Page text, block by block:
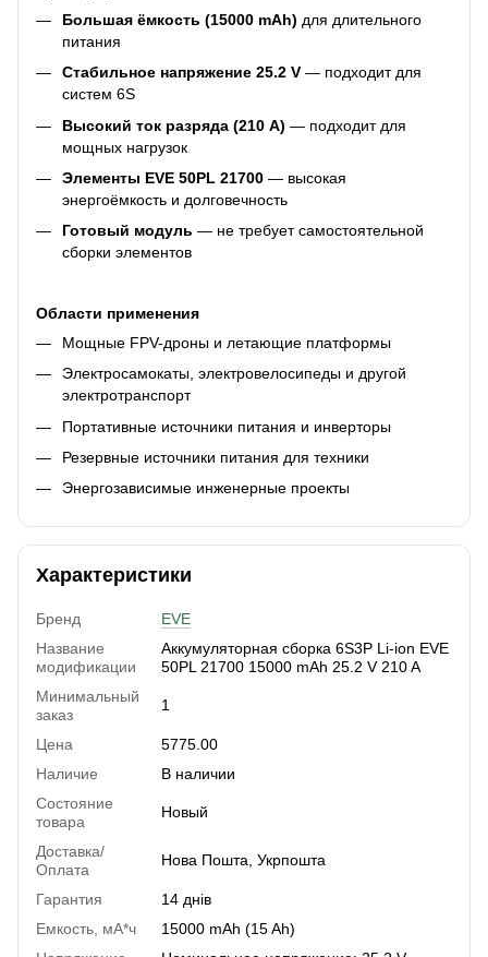
Большая ёмкость (15000 mAh) для длительного
питания
Стабильное напряжение 25.2 V — подходит для
систем 6S
Высокий ток разряда (210 A) — подходит для
мощных нагрузок
Элементы EVE 50PL 21700 — высокая
энергоёмкость и долговечность
Готовый модуль — не требует самостоятельной
сборки элементов
Области применения
Мощные FPV-дроны и летающие платформы
Электросамокаты, электровелосипеды и другой
электротранспорт
Портативные источники питания и инверторы
Резервные источники питания для техники
Энергозависимые инженерные проекты
Характеристики
Бренд
EVE
Название
модификации
Аккумуляторная сборка 6S3P Li-ion EVE
50PL 21700 15000 mAh 25.2 V 210 A
Минимальный
заказ
1
Цена
5775.00
Наличие
В наличии
Состояние
товара
Новый
Доставка/
Оплата
Нова Пошта, Укрпошта
Гарантия
14 днів
Емкость, мА*ч
15000 mAh (15 Ah)